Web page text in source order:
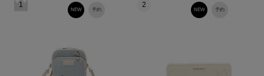
1
予約
NEW
2
予約
NEW